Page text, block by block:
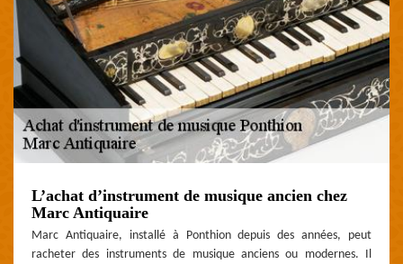
L’achat d’instrument de musique ancien chez
Marc Antiquaire
Marc Antiquaire, installé à Ponthion depuis des années, peut
racheter des instruments de musique anciens ou modernes. Il